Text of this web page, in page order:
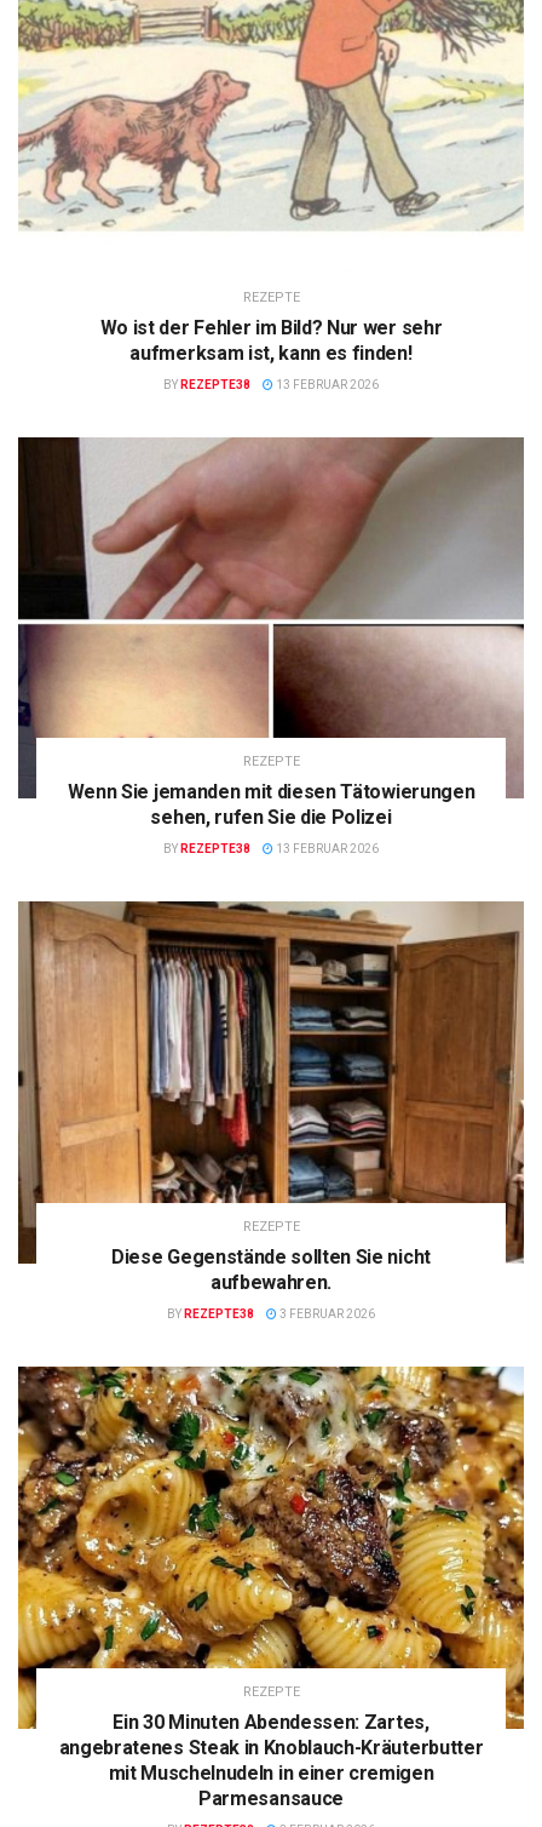
REZEPTE
Wo ist der Fehler im Bild? Nur wer sehr
aufmerksam ist, kann es finden!
BY REZEPTE38 13 FEBRUAR 2026
REZEPTE
Wenn Sie jemanden mit diesen Tätowierungen
sehen, rufen Sie die Polizei
BY REZEPTE38 13 FEBRUAR 2026
REZEPTE
Diese Gegenstände sollten Sie nicht
aufbewahren.
BY REZEPTE38 3 FEBRUAR 2026
REZEPTE
Ein 30 Minuten Abendessen: Zartes,
angebratenes Steak in Knoblauch-Kräuterbutter
mit Muschelnudeln in einer cremigen
Parmesansauce